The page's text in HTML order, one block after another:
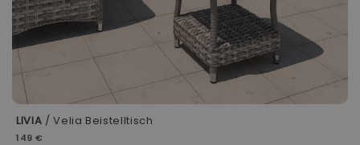
LIVIA / Velia Beistelltisch
149 €